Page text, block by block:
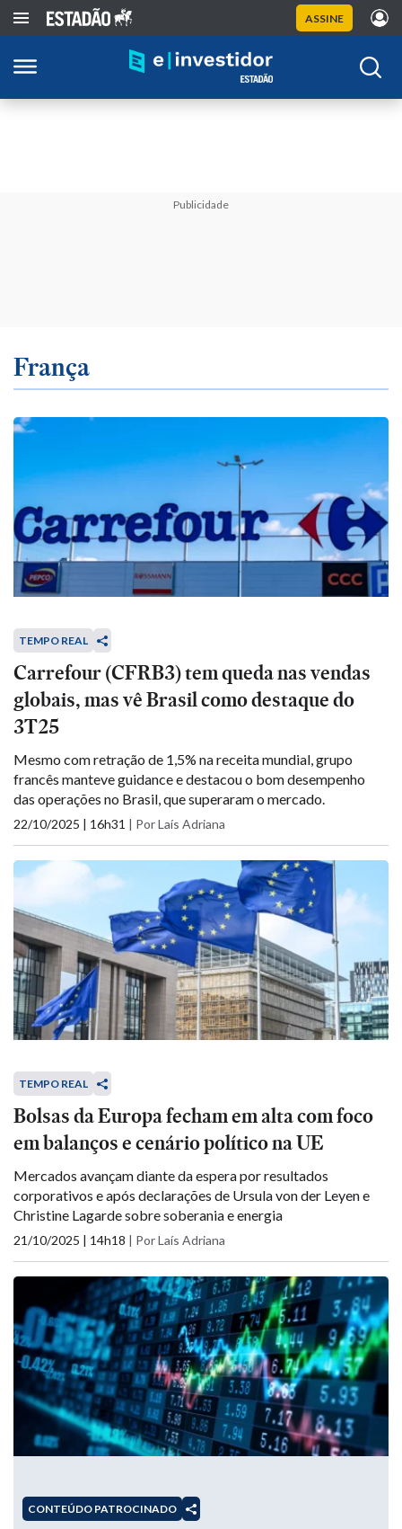
ASSINE
Publicidade
França
TEMPO REAL
Carrefour (CFRB3) tem queda nas vendas
globais, mas vê Brasil como destaque do
3T25
Mesmo com retração de 1,5% na receita mundial, grupo
francês manteve guidance e destacou o bom desempenho
das operações no Brasil, que superaram o mercado.
22/10/2025 | 16h31 | Por Laís Adriana
TEMPO REAL
Bolsas da Europa fecham em alta com foco
em balanços e cenário político na UE
Mercados avançam diante da espera por resultados
corporativos e após declarações de Ursula von der Leyen e
Christine Lagarde sobre soberania e energia
21/10/2025 | 14h18 | Por Laís Adriana
CONTEÚDO PATROCINADO